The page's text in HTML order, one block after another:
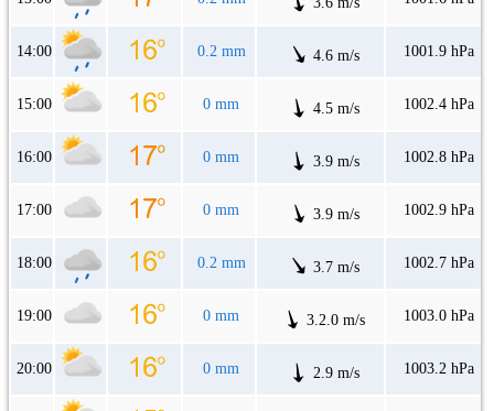
14:00 0.2 mm 4.6 m/s 1001.9 hPa
15:00 0 mm 4.5 m/s 1002.4 hPa
16:00 0 mm 3.9 m/s 1002.8 hPa
17:00 0 mm 3.9 m/s 1002.9 hPa
18:00 0.2 mm 3.7 m/s 1002.7 hPa
19:00 0 mm 3.2.0 m/s 1003.0 hPa
20:00 0 mm 2.9 m/s 1003.2 hPa